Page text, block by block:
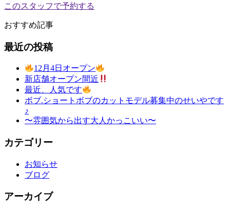
このスタッフで予約する
おすすめ記事
最近の投稿
12月4日オープン
新店舗オープン間近
最近、人気です
ボブ.ショートボブのカットモデル募集中のせいやです
♪
〜雰囲気から出す大人かっこいい〜
カテゴリー
お知らせ
ブログ
アーカイブ